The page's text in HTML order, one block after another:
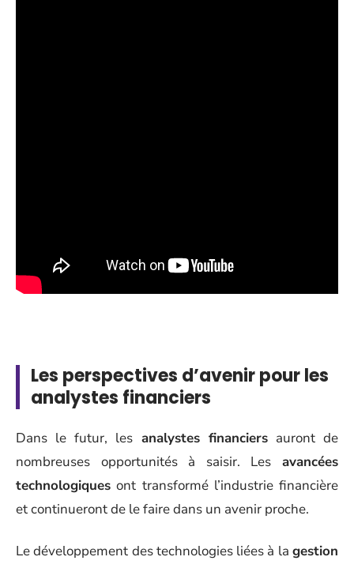
Les perspectives d’avenir pour les
analystes financiers
Dans le futur, les analystes financiersauront de
nombreuses opportunités à saisir. Les avancées
technologiques ont transformé l’industrie financière
et continueront de le faire dans un avenir proche.
Le développement des technologies liées à la gestion